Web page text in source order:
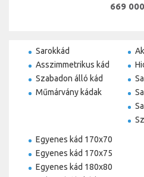
669
Sarokkád
Asszimmetrikus kád
Szabadon álló kád
Műmárvány kádak
Egyenes kád 170x70
Egyenes kád 170x75
Egyenes kád 180x80